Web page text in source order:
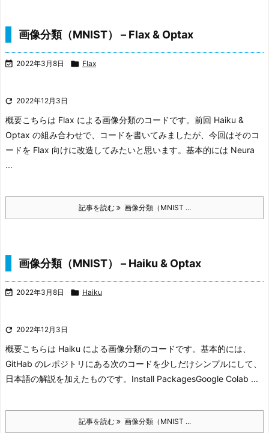
画像分類（MNIST） – Flax & Optax
 2022年3月8日  Flax
 2022年12月3日
概要こちらは Flax による画像分類のコードです。前回 Haiku &
Optax の組み合わせで、コードを書いてみましたが、今回はそのコ
ードを Flax 向けに改造してみたいと思います。 基本的には Neura
...
記事を読む 画像分類（MNIST ...
画像分類（MNIST） – Haiku & Optax
 2022年3月8日  Haiku
 2022年12月3日
概要こちらは Haiku による画像分類のコードです。基本的には、
GitHab のレポジトリにある次のコードを少しだけシンプルにして、
日本語の解説を加えたものです。 Install PackagesGoogle Colab ...
記事を読む 画像分類（MNIST ...